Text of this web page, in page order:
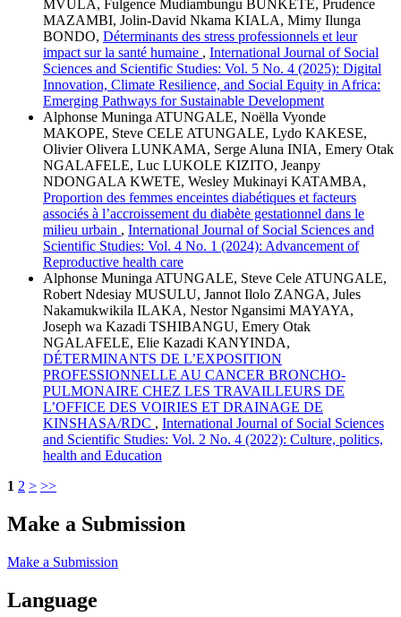
MVULA, Fulgence Mudiambungu BUNKETE, Prudence
MAZAMBI, Jolin-David Nkama KIALA, Mimy Ilunga
BONDO, Déterminants des stress professionnels et leur
impact sur la santé humaine , International Journal of Social
Sciences and Scientific Studies: Vol. 5 No. 4 (2025): Digital
Innovation, Climate Resilience, and Social Equity in Africa:
Emerging Pathways for Sustainable Development
Alphonse Muninga ATUNGALE, Noëlla Vyonde
MAKOPE, Steve CELE ATUNGALE, Lydo KAKESE,
Olivier Olivera LUNKAMA, Serge Aluna INIA, Emery Otak
NGALAFELE, Luc LUKOLE KIZITO, Jeanpy
NDONGALA KWETE, Wesley Mukinayi KATAMBA,
Proportion des femmes enceintes diabétiques et facteurs
associés à l’accroissement du diabète gestationnel dans le
milieu urbain , International Journal of Social Sciences and
Scientific Studies: Vol. 4 No. 1 (2024): Advancement of
Reproductive health care
Alphonse Muninga ATUNGALE, Steve Cele ATUNGALE,
Robert Ndesiay MUSULU, Jannot Ilolo ZANGA, Jules
Nakamukwikila ILAKA, Nestor Ngansimi MAYAYA,
Joseph wa Kazadi TSHIBANGU, Emery Otak
NGALAFELE, Elie Kazadi KANYINDA,
DÉTERMINANTS DE L’EXPOSITION
PROFESSIONNELLE AU CANCER BRONCHO-
PULMONAIRE CHEZ LES TRAVAILLEURS DE
L’OFFICE DES VOIRIES ET DRAINAGE DE
KINSHASA/RDC , International Journal of Social Sciences
and Scientific Studies: Vol. 2 No. 4 (2022): Culture, politics,
health and Education
1 2 > >>
Make a Submission
Make a Submission
Language